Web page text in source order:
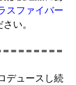
スファイバー
い。
デュースし続